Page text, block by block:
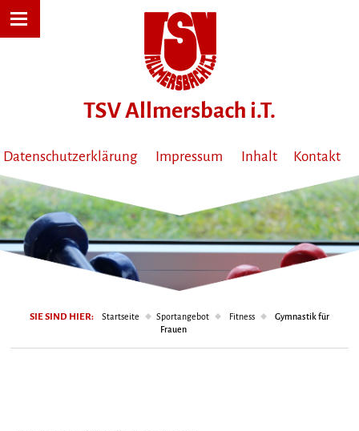
Datenschutzerklärung Impressum Inhalt Kontakt
SIE SIND HIER: Startseite Sportangebot Fitness
Gymnastik für
Frauen